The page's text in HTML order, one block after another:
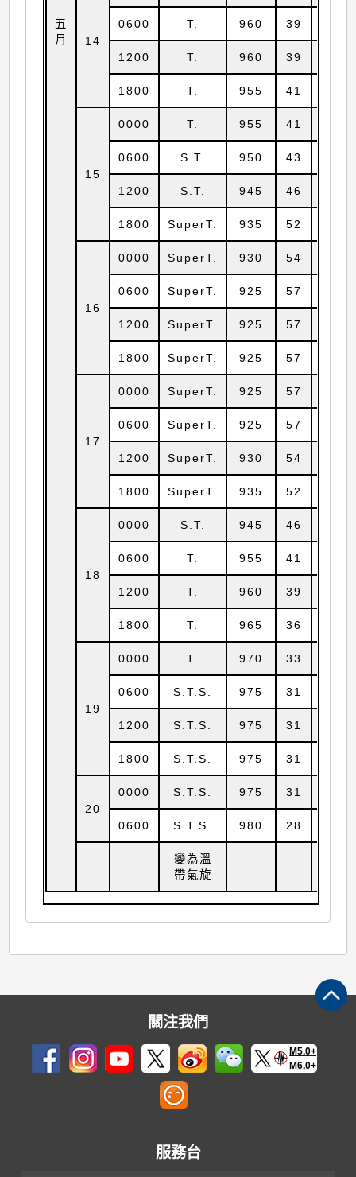
五
月
14
0600 T. 960 39
1200 T. 960 39
1800 T. 955 41
15
0000 T. 955 41
0600 S.T. 950 43
1200 S.T. 945 46
1800 SuperT. 935 52
16
0000 SuperT. 930 54
0600 SuperT. 925 57
1200 SuperT. 925 57
1800 SuperT. 925 57
17
0000 SuperT. 925 57
0600 SuperT. 925 57
1200 SuperT. 930 54
1800 SuperT. 935 52
18
0000 S.T. 945 46
0600 T. 955 41
1200 T. 960 39
1800 T. 965 36
19
0000 T. 970 33
0600 S.T.S. 975 31
1200 S.T.S. 975 31
1800 S.T.S. 975 31
20
0000 S.T.S. 975 31
0600 S.T.S. 980 28
變為溫
帶氣旋
關注我們
M5.0+
M6.0+
服務台